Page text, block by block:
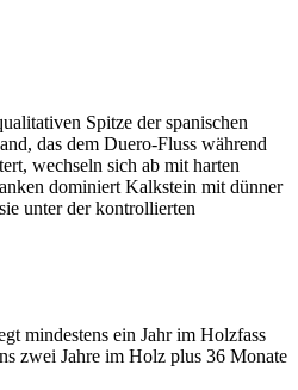
Spitze der spanischen
das dem Duero-Fluss während
wechseln sich ab mit harten
dominiert Kalkstein mit dünner
unter der kontrollierten
mindestens ein Jahr im Holzfass
zwei Jahre im Holz plus 36 Monate